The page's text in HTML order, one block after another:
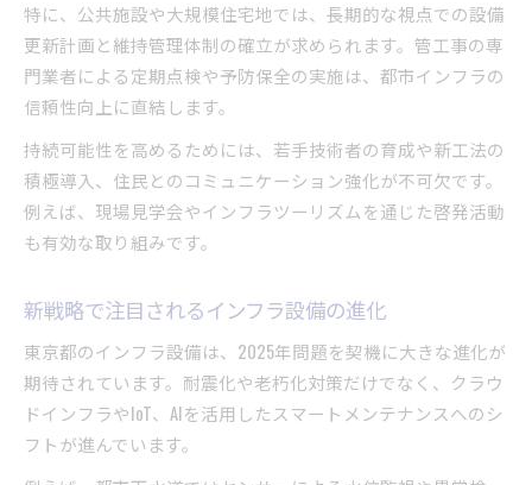
特に、公共施設や大規模住宅地では、長期的な視点での設備
更新計画と維持管理体制の確立が求められます。管工事の専
門業者による定期点検や予防保全の実施は、都市インフラの
信頼性向上に直結します。
持続可能性を高めるためには、若手技術者の育成や新工法の
積極導入、住民とのコミュニケーション強化が不可欠です。
例えば、現場見学会やインフラツーリズムを通じた啓発活動
も有効な取り組みです。
新戦略で注目されるインフラ設備の進化
東京都のインフラ設備は、2025年問題を契機に大きな進化が
期待されています。耐震化や老朽化対策だけでなく、クラウ
ドインフラやIoT、AIを活用したスマートメンテナンスへのシ
フトが進んでいます。